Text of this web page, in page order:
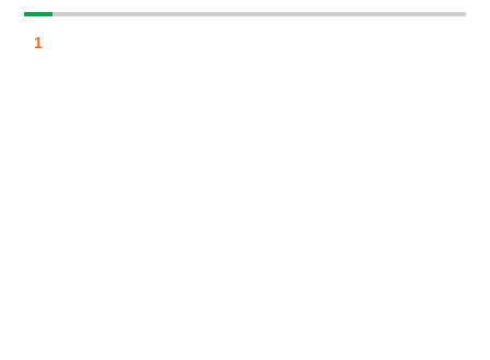
1